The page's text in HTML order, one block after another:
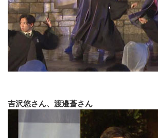
吉沢悠さん、渡邉蒼さん